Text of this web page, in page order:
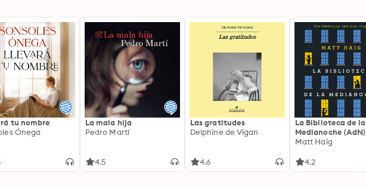
tu nombre
Ónega
La mala hija
Pedro Martí
4.5
Las gratitudes
Delphine de Vigan
4.6
La Biblioteca de la
Medianoche (AdN)
Matt Haig
4.2